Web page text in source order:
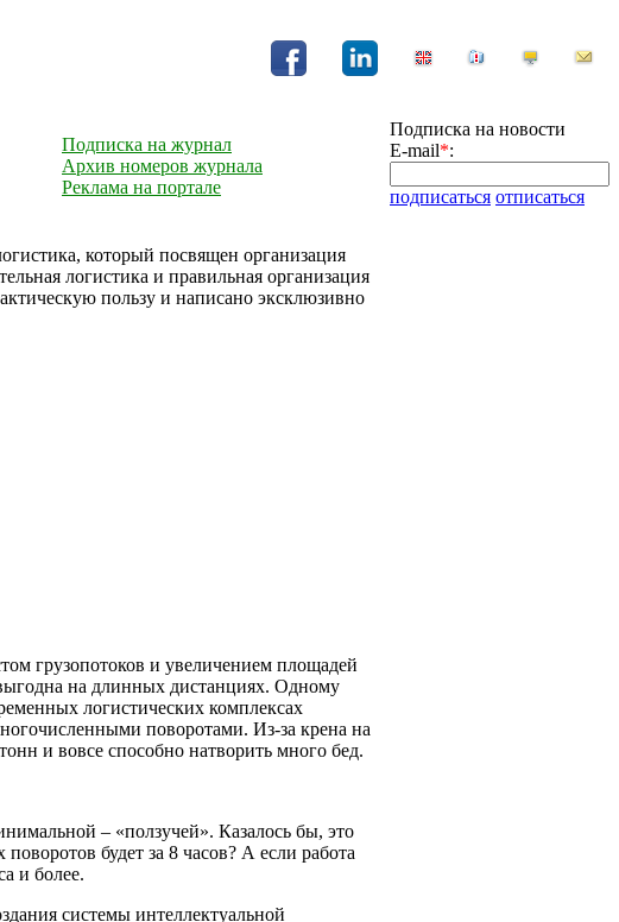
Подписка на журнал
Архив номеров журнала
Реклама на портале
Подписка на новости
E-mail*:
подписаться отписаться
который посвящен организация
логистика и правильная организация
пользу и написано эксклюзивно
грузопотоков и увеличением площадей
на длинных дистанциях. Одному
логистических комплексах
поворотами. Из-за крена на
и вовсе способно натворить много бед.
– «ползучей». Казалось бы, это
будет за 8 часов? А если работа
и более.
системы интеллектуальной